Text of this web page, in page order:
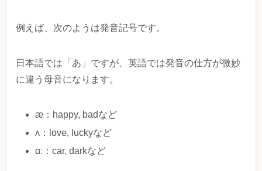
例えば、次のようは発音記号です。
日本語では「あ」ですが、英語では発音の仕方が微妙
に違う母音になります。
æ：happy, badなど
ʌ：love, luckyなど
ɑː：car, darkなど